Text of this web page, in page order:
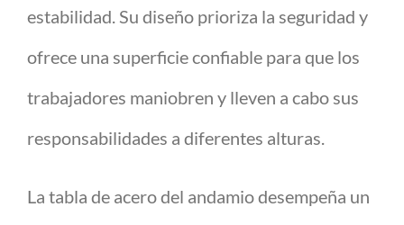
estabilidad. Su diseño prioriza la seguridad y
ofrece una superficie confiable para que los
trabajadores maniobren y lleven a cabo sus
responsabilidades a diferentes alturas.
La tabla de acero del andamio desempeña un